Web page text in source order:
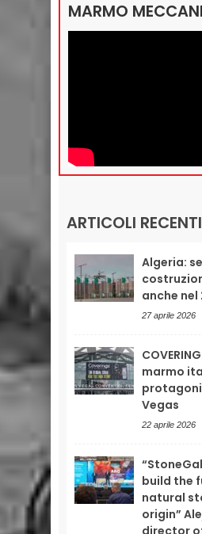
MARMO
ARTICOLI RECENTI
Algeria:
anche nel
27 aprile 2026
marmo
Vegas
22 aprile 2026
build the
natural
origin”
director